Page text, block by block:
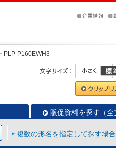
PLP-P160EWH3
販促資料を探す（全
複数の形名を指定して探す場